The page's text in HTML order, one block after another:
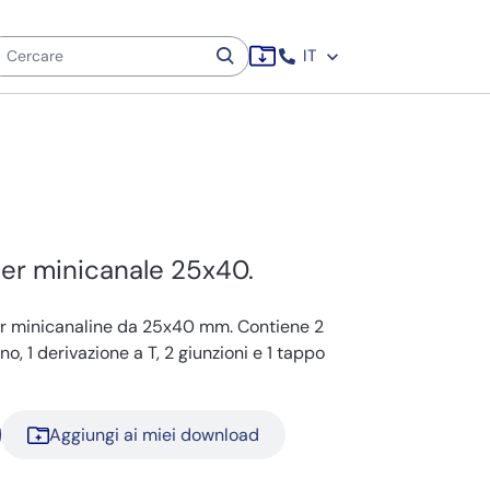
IT
minicanale 25x40.
da 25x40 mm. Contiene 2
1 derivazione a T, 2 giunzioni e 1 tappo
Aggiungi ai miei download